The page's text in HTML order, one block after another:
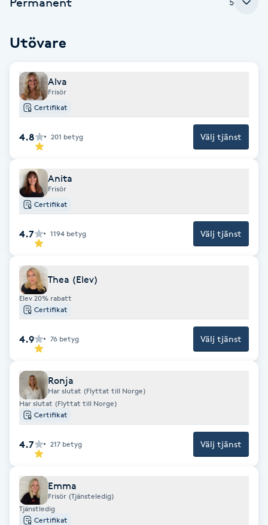
Fotvård
Fransar
Fransborttagning
Fransfärgning
Fransförlängning
Fransförlängning Megavolym
Fransförlängning Volym
Fransk manikyr
Fransrengöring
Frekvensterapi
Friskvård
Friskvårdsmassage
Frisör
Funktionsanalys
Färgning
Utövare
Alva
Frisör
Certifikat
4.8 201 betyg Välj tjänst
Anita
Frisör
Certifikat
4.7 1194 betyg Välj tjänst
Thea (Elev)
Elev 20% rabatt
Certifikat
4.9 76 betyg Välj tjänst
Ronja
Har slutat (Flyttat till Norge)
Har slutat (Flyttat till Norge)
Certifikat
4.7 217 betyg Välj tjänst
Emma
Frisör (Tjänsteledig)
Tjänstledig
Certifikat